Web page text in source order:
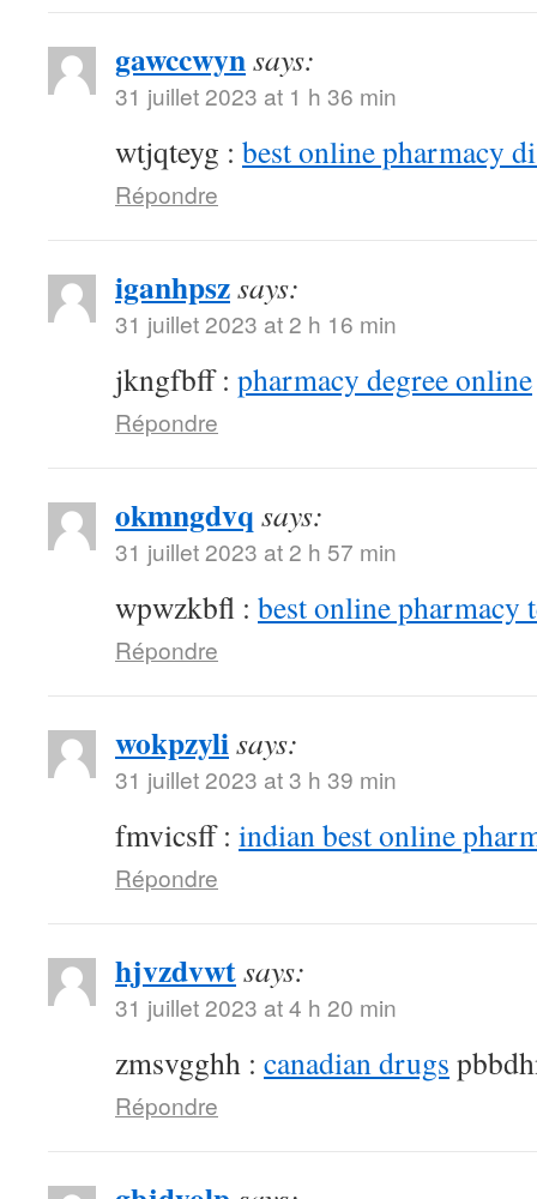
gawccwynsays:
31 juillet 2023 at 1 h 36 min
wtjqteyg : best online pharmacy
Répondre
iganhpszsays:
31 juillet 2023 at 2 h 16 min
jkngfbff : pharmacy degree online
Répondre
okmngdvq says:
31 juillet 2023 at 2 h 57 min
wpwzkbfl : best online pharmacy
Répondre
wokpzylisays:
31 juillet 2023 at 3 h 39 min
fmvicsff : indian best online
Répondre
hjvzdvwtsays:
31 juillet 2023 at 4 h 20 min
zmsvgghh : canadian drugs
Répondre